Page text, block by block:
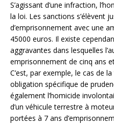
S’agissant d’une infraction,
la loi. Les sanctions s’élèvent
d’emprisonnement avec une
45000 euros. Il existe
aggravantes dans lesquelles
emprisonnement de cinq ans
C’est, par exemple, le cas de
obligation spécifique de
également l’homicide
d’un véhicule terrestre à
portées à 7 ans